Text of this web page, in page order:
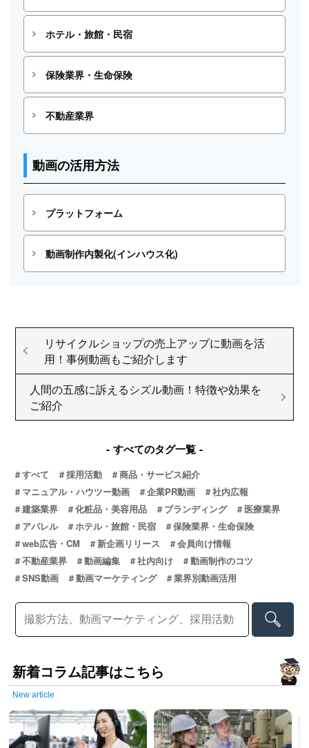
ホテル・旅館・民宿
保険業界・生命保険
不動産業界
動画の活用方法
プラットフォーム
動画制作内製化(インハウス化)
リサイクルショップの売上アップに動画を活
用！事例動画もご紹介します
人間の五感に訴えるシズル動画！特徴や効果を
ご紹介
すべてのタグ一覧
すべて 採用活動
商品・サービス紹介
マニュアル・ハウツー動画
企業PR動画
社内広報
建築業界
化粧品・美容用品 ブランディング
医療業界
アパレル
ホテル・旅館・民宿
保険業界・生命保険
web広告・CM
新企画リリース
会員向け情報
不動産業界
動画編集 社内向け
動画制作のコツ
SNS動画
動画マーケティング 業界別動画活用
新着コラム記事はこちら
New article